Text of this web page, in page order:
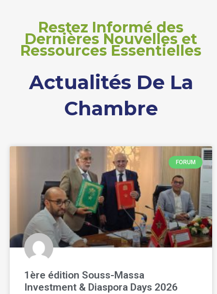
Restez Informé des
Dernières Nouvelles et
Ressources Essentielles
Actualités De La
Chambre
FORUM
1ère édition Souss-Massa
Investment & Diaspora Days 2026